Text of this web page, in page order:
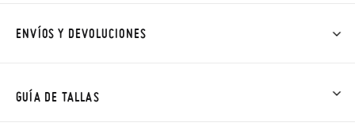
ENVÍOS Y DEVOLUCIONES
Talla/Color también son GRATIS y puedes realizarlos hasta en
GUÍA DE TALLAS